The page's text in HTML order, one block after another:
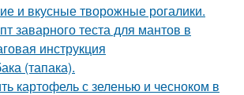
и вкусные творожные рогалики.
заварного теста для мантов в
инструкция
(тапака).
картофель с зеленью и чесноком в